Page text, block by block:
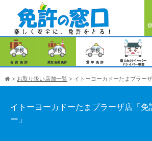
合宿免許 東京合宿免許 通学免許
個人向けペーパー
ドライバー教習
> お取り扱い店舗一覧 > イトーヨーカドーたまプラー
イトーヨーカドーたまプラーザ店「免
ー」